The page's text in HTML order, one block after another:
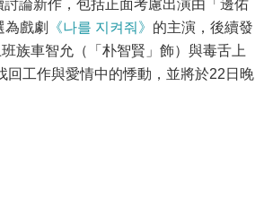
論新作，包括正面考慮出演由「邊佑
為戲劇 《나를 지켜줘》 的主演，後續發
族車智允（「朴智賢」飾）與毒舌上
工作與愛情中的悸動，並將於22日晚